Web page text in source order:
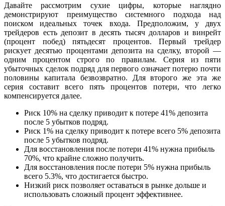
Давайте рассмотрим сухие цифры, которые наглядно
демонстрируют преимущество системного подхода над
поиском идеальных точек входа. Предположим, у двух
трейдеров есть депозит в десять тысяч долларов и винрейт
(процент побед) пятьдесят процентов. Первый трейдер
рискует десятью процентами депозита на сделку, второй —
одним процентом строго по правилам. Серия из пяти
убыточных сделок подряд для первого означает потерю почти
половины капитала безвозвратно. Для второго же эта же
серия составит всего пять процентов потери, что легко
компенсируется далее.
Риск 10% на сделку приводит к потере 41% депозита
после 5 убытков подряд.
Риск 1% на сделку приводит к потере всего 5% депозита
после 5 убытков подряд.
Для восстановления после потери 41% нужна прибыль
70%, что крайне сложно получить.
Для восстановления после потери 5% нужна прибыль
всего 5.3%, что достигается быстро.
Низкий риск позволяет оставаться в рынке дольше и
использовать сложный процент эффективнее.